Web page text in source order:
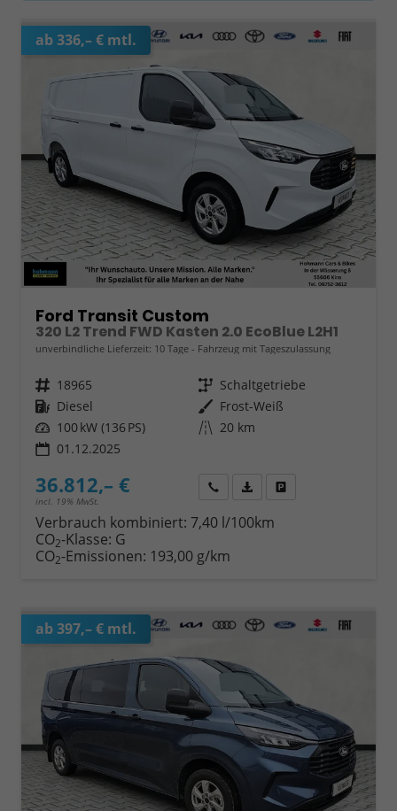
ab 336,– € mtl.
Ford Transit Custom
320 L2 Trend FWD Kasten 2.0 EcoBlue L2H1
unverbindliche Lieferzeit: 10 Tage Fahrzeug mit Tageszulassung
Fahrzeugnr. 18965 Getriebe Schaltgetriebe
Kraftstoff Diesel Außenfarbe Frost-Weiß
Leistung 100 kW (136 PS) Kilometerstand 20 km
01.12.2025
36.812,– €
incl. 19% MwSt.
Wir rufen Sie anFahrzeugexposé (PDF)
Verbrauch kombiniert: 7,40 l/100km
CO2-Klasse: G
CO2-Emissionen: 193,00 g/km
ab 397,– € mtl.